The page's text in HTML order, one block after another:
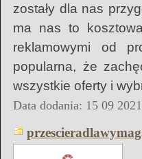
zostały dla nas
ma nas to
reklamowymi od
popularna, że
wszystkie oferty i
Data dodania: 15 09